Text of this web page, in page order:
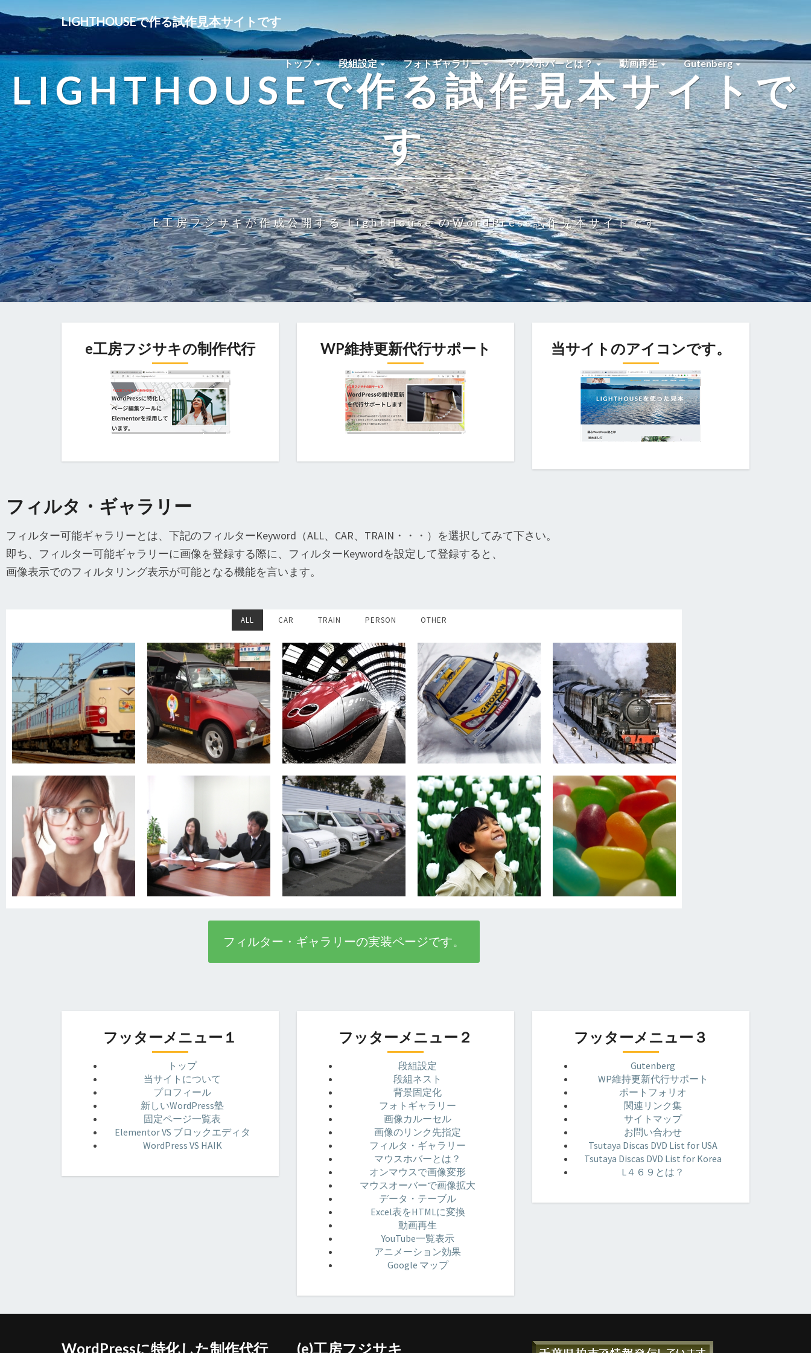
LIGHTHOUSEで作る試作見本サイトです
トップ 段組設定 フォトギャラリー マウスホバーとは？ 動画再生 Gutenberg
LIGHTHOUSEで作る試作見本サイトで
す
E工房フジサキが作成公開する LightHouse のWordPress試作見本サイトです
e工房フジサキの制作代行 WP維持更新代行サポート 当サイトのアイコンです。
フィルタ・ギャラリー
フィルター可能ギャラリーとは、下記のフィルターKeyword（ALL、CAR、TRAIN・・・）を選択してみて下さい。
即ち、フィルター可能ギャラリーに画像を登録する際に、フィルターKeywordを設定して登録すると、
画像表示でのフィルタリング表示が可能となる機能を言います。
ALL CAR TRAIN PERSON OTHER
フィルター・ギャラリーの実装ページです。
フッターメニュー１
トップ
当サイトについて
プロフィール
新しいWordPress塾
固定ページ一覧表
Elementor VS ブロックエディタ
WordPress VS HAIK
フッターメニュー２
段組設定
段組ネスト
背景固定化
フォトギャラリー
画像カルーセル
画像のリンク先指定
フィルタ・ギャラリー
マウスホバーとは？
オンマウスで画像変形
マウスオーバーで画像拡大
データ・テーブル
Excel表をHTMLに変換
動画再生
YouTube一覧表示
アニメーション効果
Google マップ
フッターメニュー３
Gutenberg
WP維持更新代行サポート
ポートフォリオ
関連リンク集
サイトマップ
お問い合わせ
Tsutaya Discas DVD List for USA
Tsutaya Discas DVD List for Korea
L４６９とは？
WordPressに特化した制作代行 (e)工房フジサキ